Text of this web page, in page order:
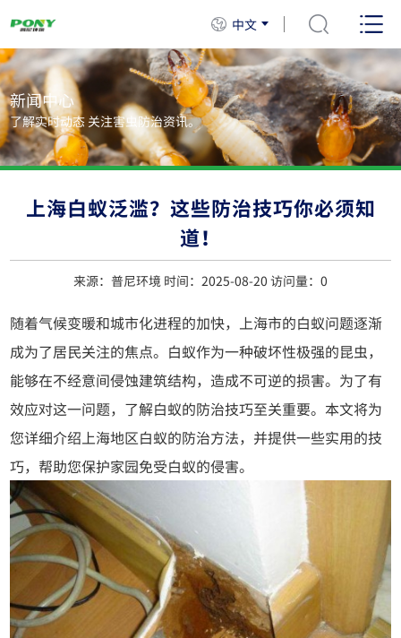
中文
新闻中心
了解实时动态 关注害虫防治资讯。
上海白蚁泛滥？这些防治技巧你必须知
道！
来源：普尼环境 时间：2025-08-20 访问量： 0
随着气候变暖和城市化进程的加快，上海市的白蚁问题逐渐
成为了居民关注的焦点。白蚁作为一种破坏性极强的昆虫，
能够在不经意间侵蚀建筑结构，造成不可逆的损害。为了有
效应对这一问题，了解白蚁的防治技巧至关重要。本文将为
您详细介绍上海地区白蚁的防治方法，并提供一些实用的技
巧，帮助您保护家园免受白蚁的侵害。